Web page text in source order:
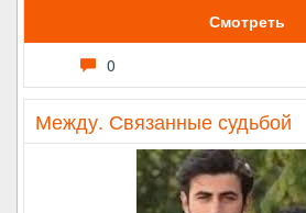
Смотреть
0
Между. Связанные судьбой